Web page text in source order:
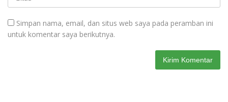
Simpan nama, email, dan situs web saya pada peramban ini
untuk komentar saya berikutnya.